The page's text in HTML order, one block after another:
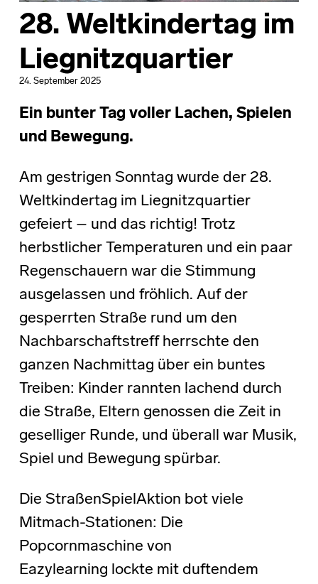
28. Weltkindertag im
Liegnitzquartier
24. September 2025
Ein bunter Tag voller Lachen, Spielen
und Bewegung.
Am gestrigen Sonntag wurde der 28.
Weltkindertag im Liegnitzquartier
gefeiert – und das richtig! Trotz
herbstlicher Temperaturen und ein paar
Regenschauern war die Stimmung
ausgelassen und fröhlich. Auf der
gesperrten Straße rund um den
Nachbarschaftstreff herrschte den
ganzen Nachmittag über ein buntes
Treiben: Kinder rannten lachend durch
die Straße, Eltern genossen die Zeit in
geselliger Runde, und überall war Musik,
Spiel und Bewegung spürbar.
Die StraßenSpielAktion bot viele
Mitmach-Stationen: Die
Popcornmaschine von
Eazylearning lockte mit duftendem